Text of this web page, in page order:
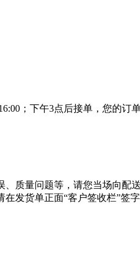
；下午3点后接单，您的订
质量问题等，请您当场向配
发货单正面“客户签收栏”签字